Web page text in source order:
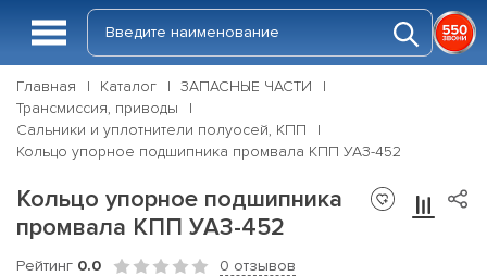
Главная Каталог
ЗАПАСНЫЕ ЧАСТИ
Трансмиссия, приводы
Сальники и уплотнители полуосей, КПП
Кольцо упорное подшипника промвала КПП УАЗ-452
Кольцо упорное подшипника
промвала КПП УАЗ-452
Рейтинг 0.0 0 отзывов